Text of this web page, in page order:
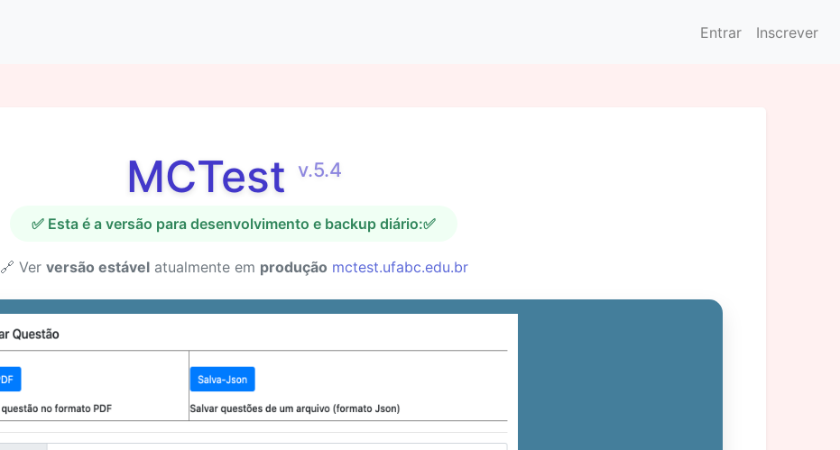
Entrar Inscrever
MCTest v.5.4
✅ Esta é a versão para desenvolvimento e backup diário:✅
🔗 Ver versão estávelatualmente em produção mctest.ufabc.edu.br